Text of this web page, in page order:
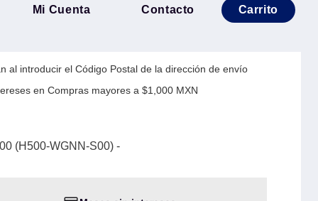
Mi Cuenta Contacto Carrito
HAF 500 (H500-
al introducir el Código Postal de la dirección de envío
en Compras mayores a $1,000 MXN
(H500-WGNN-S00) -